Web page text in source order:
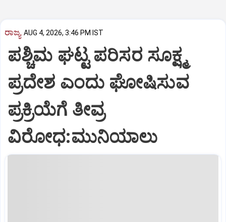
ರಾಜ್ಯ AUG 4, 2026, 3:46 PM IST
ಪಶ್ಚಿಮ ಘಟ್ಟ ಪರಿಸರ ಸೂಕ್ಷ್ಮ
ಪ್ರದೇಶ ಎಂದು ಘೋಷಿಸುವ
ಪ್ರಕ್ರಿಯೆಗೆ ತೀವ್ರ
ವಿರೋಧ:ಮುನಿಯಾಲು